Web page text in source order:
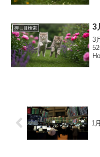
押し目検索 3
3
1